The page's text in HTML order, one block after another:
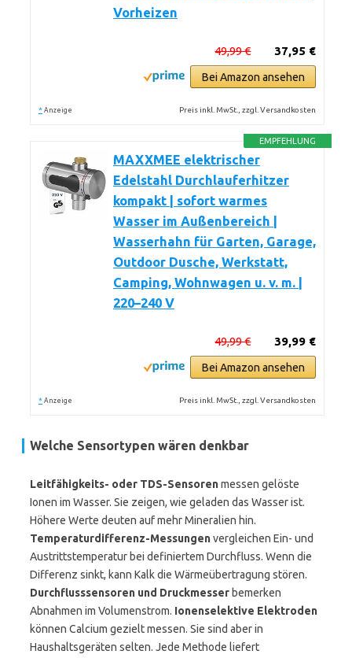
Vorheizen
37,95 €
49,99 €
Bei Amazon ansehen
* Anzeige Preis inkl. MwSt., zzgl. Versandkosten
EMPFEHLUNG
MAXXMEE elektrischer
Edelstahl Durchlauferhitzer
kompakt | sofort warmes
Wasser im Außenbereich |
Wasserhahn für Garten, Garage,
Outdoor Dusche, Werkstatt,
Camping, Wohnwagen u. v. m. |
220–240 V
39,99 €
49,99 €
Bei Amazon ansehen
* Anzeige Preis inkl. MwSt., zzgl. Versandkosten
Welche Sensortypen wären denkbar
Leitfähigkeits- oder TDS-Sensorenmessen gelöste
Ionen im Wasser. Sie zeigen, wie geladen das Wasser ist.
Höhere Werte deuten auf mehr Mineralien hin.
Temperaturdifferenz-Messungenvergleichen Ein- und
Austrittstemperatur bei definiertem Durchfluss. Wenn die
Differenz sinkt, kann Kalk die Wärmeübertragung stören.
Durchflusssensoren und Druckmesser bemerken
Abnahmen im Volumenstrom. Ionenselektive Elektroden
können Calcium gezielt messen. Sie sind aber in
Haushaltsgeräten selten. Jede Methode liefert